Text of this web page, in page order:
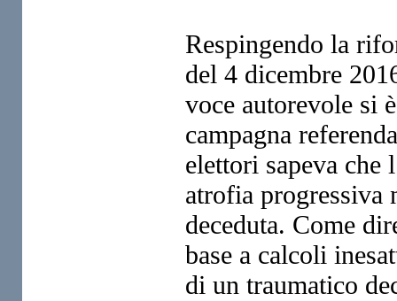
Respingendo la
del 4 dicembre
voce autorevole si
campagna
elettori sapeva che
atrofia progressiva
deceduta. Come
base a calcoli
di un traumatico